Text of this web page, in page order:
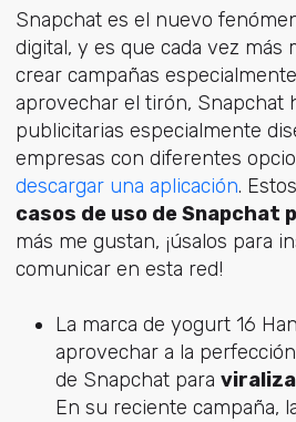
Snapchat es el nuevo
digital, y es que cada vez más
crear campañas
aprovechar el tirón, Snapchat
publicitarias especialmente
empresas con diferentes
descargar una aplicación.
casos de uso de Snapchat
más me gustan, ¡úsalos para
comunicar en esta red!
La marca de yogurt 16
aprovechar a la
de Snapchat para
En su reciente campaña,